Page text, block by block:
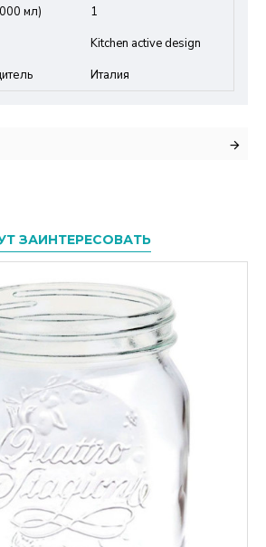
мл)
1
Kitchen active design
Италия
ЗАИНТЕРЕСОВАТЬ